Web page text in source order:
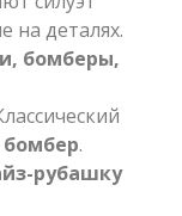
на деталях.
бомберы,
бомбер.
рубашку